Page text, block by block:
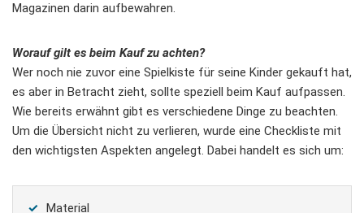
Magazinen darin aufbewahren.
Worauf gilt es beim Kauf zu achten?
Wer noch nie zuvor eine Spielkiste für seine Kinder gekauft hat,
es aber in Betracht zieht, sollte speziell beim Kauf aufpassen.
Wie bereits erwähnt gibt es verschiedene Dinge zu beachten.
Um die Übersicht nicht zu verlieren, wurde eine Checkliste mit
den wichtigsten Aspekten angelegt. Dabei handelt es sich um:
Material